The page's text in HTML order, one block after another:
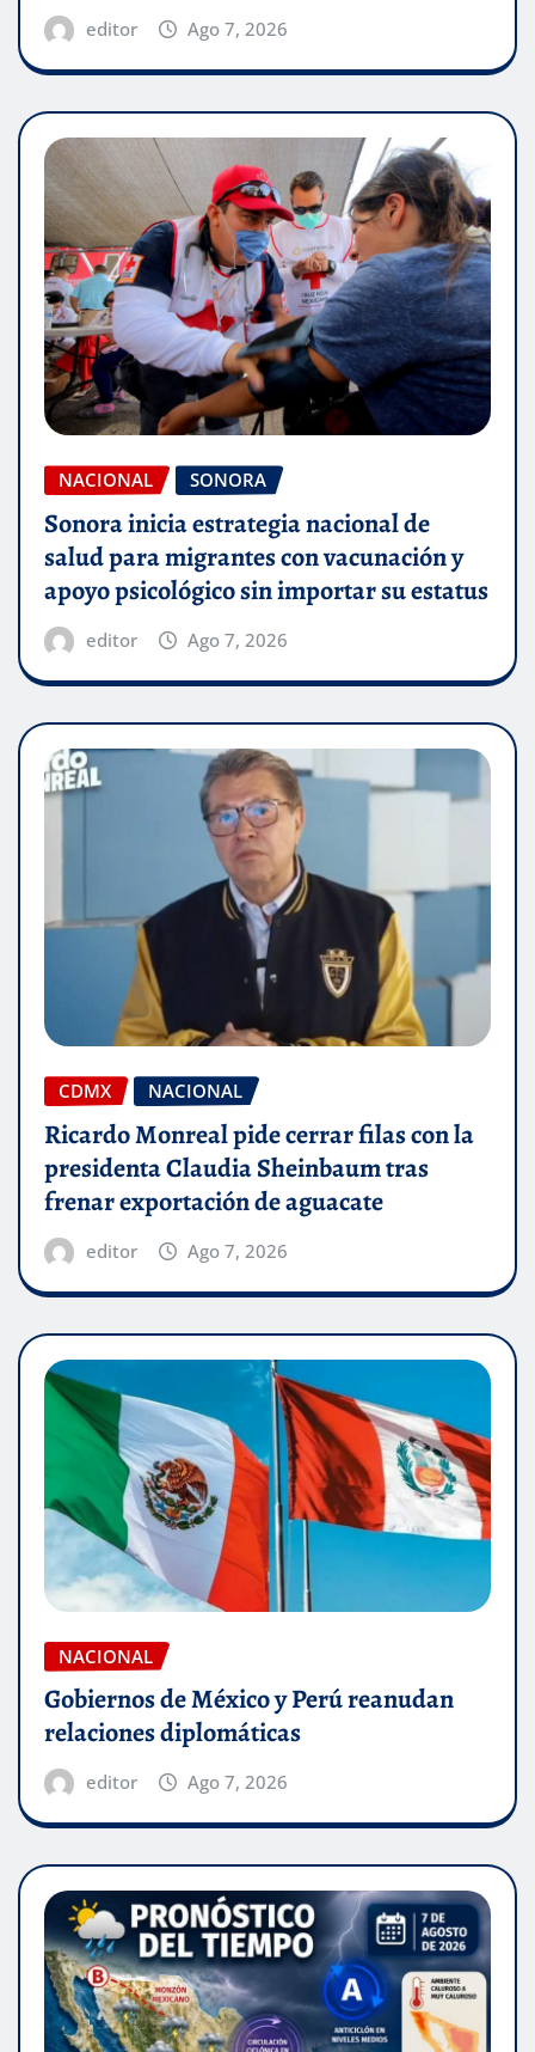
editor Ago 7, 2026
NACIONAL SONORA
Sonora inicia estrategia nacional de
salud para migrantes con vacunación y
apoyo psicológico sin importar su estatus
editor Ago 7, 2026
CDMX NACIONAL
Ricardo Monreal pide cerrar filas con la
presidenta Claudia Sheinbaum tras
frenar exportación de aguacate
editor Ago 7, 2026
NACIONAL
Gobiernos de México y Perú reanudan
relaciones diplomáticas
editor Ago 7, 2026